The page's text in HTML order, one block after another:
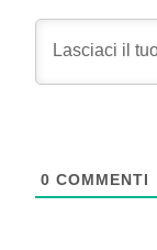
0 COMMENTI